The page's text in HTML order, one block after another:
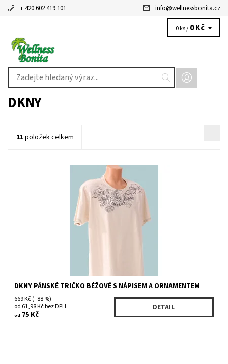
+ 420 602 419 101 info@wellnessbonita.cz
0 ks / 0 Kč
DKNY
11položek celkem
Skladem
KMRUT043BE
DKNY PÁNSKÉ TRIČKO BÉŽOVÉ S NÁPISEM A ORNAMENTEM
669 Kč(–88 %)
od 61,98 Kč bez DPH
od 75 Kč
DETAIL